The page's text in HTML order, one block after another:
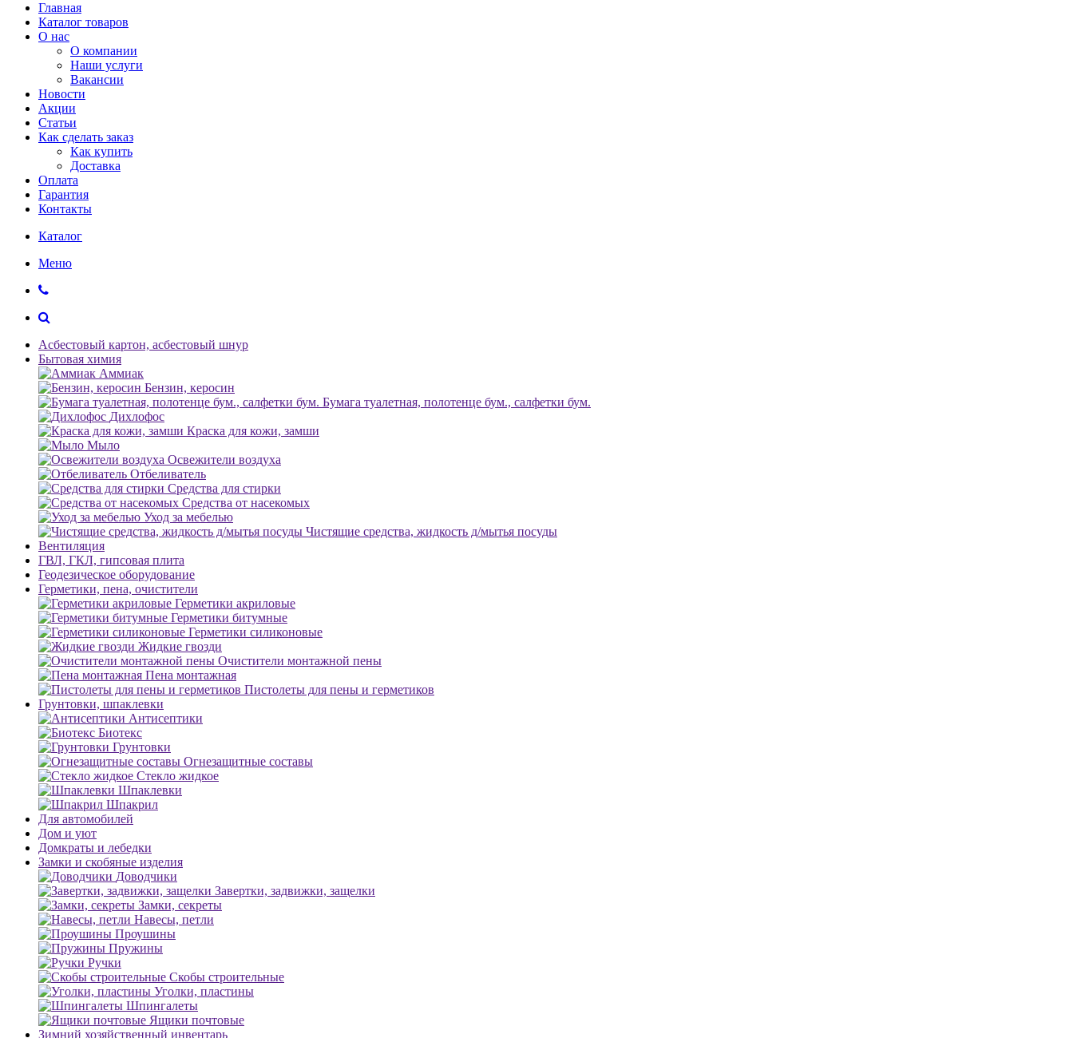
Главная
Каталог товаров
О нас
О компании
Наши услуги
Вакансии
Новости
Акции
Статьи
Как сделать заказ
Как купить
Доставка
Оплата
Гарантия
Контакты
Каталог
Меню
Асбестовый картон, асбестовый шнур
Бытовая химия
Аммиак
Бензин, керосин
Бумага туалетная, полотенце бум., салфетки бум.
Дихлофос
Краска для кожи, замши
Мыло
Освежители воздуха
Отбеливатель
Средства для стирки
Средства от насекомых
Уход за мебелью
Чистящие средства, жидкость д/мытья посуды
Вентиляция
ГВЛ, ГКЛ, гипсовая плита
Геодезическое оборудование
Герметики, пена, очистители
Герметики акриловые
Герметики битумные
Герметики силиконовые
Жидкие гвозди
Очистители монтажной пены
Пена монтажная
Пистолеты для пены и герметиков
Грунтовки, шпаклевки
Антисептики
Биотекс
Грунтовки
Огнезащитные составы
Стекло жидкое
Шпаклевки
Шпакрил
Для автомобилей
Дом и уют
Домкраты и лебедки
Замки и скобяные изделия
Доводчики
Завертки, задвижки, защелки
Замки, секреты
Навесы, петли
Проушины
Пружины
Ручки
Скобы строительные
Уголки, пластины
Шпингалеты
Ящики почтовые
Зимний хозяйственный инвентарь